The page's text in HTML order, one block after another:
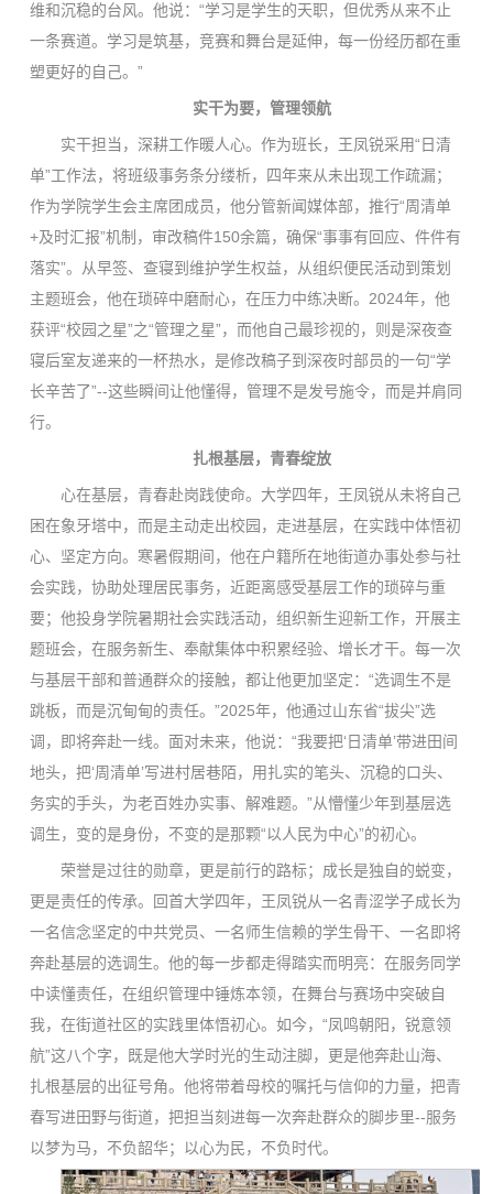
维和沉稳的台风。他说：“学习是学生的天职，但优秀从来不止
一条赛道。学习是筑基，竞赛和舞台是延伸，每一份经历都在重
塑更好的自己。”
实干为要，管理领航
实干担当，深耕工作暖人心。作为班长，王凤锐采用“日清
单”工作法，将班级事务条分缕析，四年来从未出现工作疏漏；
作为学院学生会主席团成员，他分管新闻媒体部，推行“周清单
+及时汇报”机制，审改稿件150余篇，确保“事事有回应、件件有
落实”。从早签、查寝到维护学生权益，从组织便民活动到策划
主题班会，他在琐碎中磨耐心，在压力中练决断。2024年，他
获评“校园之星”之“管理之星”，而他自己最珍视的，则是深夜查
寝后室友递来的一杯热水，是修改稿子到深夜时部员的一句“学
长辛苦了”--这些瞬间让他懂得，管理不是发号施令，而是并肩同
行。
扎根基层，青春绽放
心在基层，青春赴岗践使命。大学四年，王凤锐从未将自己
困在象牙塔中，而是主动走出校园，走进基层，在实践中体悟初
心、坚定方向。寒暑假期间，他在户籍所在地街道办事处参与社
会实践，协助处理居民事务，近距离感受基层工作的琐碎与重
要；他投身学院暑期社会实践活动，组织新生迎新工作，开展主
题班会，在服务新生、奉献集体中积累经验、增长才干。每一次
与基层干部和普通群众的接触，都让他更加坚定：“选调生不是
跳板，而是沉甸甸的责任。”2025年，他通过山东省“拔尖”选
调，即将奔赴一线。面对未来，他说：“我要把‘日清单’带进田间
地头，把‘周清单’写进村居巷陌，用扎实的笔头、沉稳的口头、
务实的手头，为老百姓办实事、解难题。”从懵懂少年到基层选
调生，变的是身份，不变的是那颗“以人民为中心”的初心。
荣誉是过往的勋章，更是前行的路标；成长是独自的蜕变，
更是责任的传承。回首大学四年，王凤锐从一名青涩学子成长为
一名信念坚定的中共党员、一名师生信赖的学生骨干、一名即将
奔赴基层的选调生。他的每一步都走得踏实而明亮：在服务同学
中读懂责任，在组织管理中锤炼本领，在舞台与赛场中突破自
我，在街道社区的实践里体悟初心。如今，“凤鸣朝阳，锐意领
航”这八个字，既是他大学时光的生动注脚，更是他奔赴山海、
扎根基层的出征号角。他将带着母校的嘱托与信仰的力量，把青
春写进田野与街道，把担当刻进每一次奔赴群众的脚步里--服务
以梦为马，不负韶华；以心为民，不负时代。